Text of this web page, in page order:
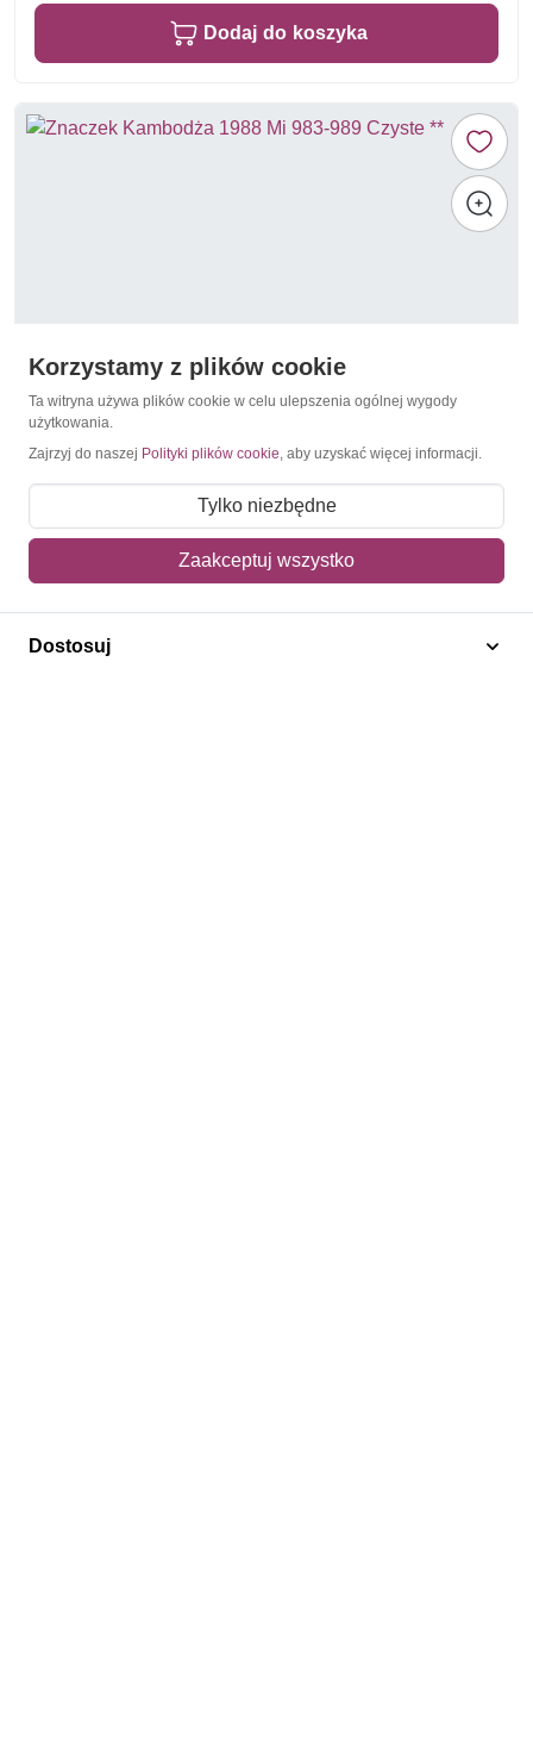
Dodaj do koszyka
Kambodża 1988 Mi 983-989 Czyste **
20,00 zł
Dodaj do koszyka
Korzystamy z plików cookie
Ta witryna używa plików cookie w celu ulepszenia ogólnej wygody
użytkowania.
Zajrzyj do naszej Polityki plików cookie, aby uzyskać więcej informacji.
Tylko niezbędne
Zaakceptuj wszystko
Dostosuj